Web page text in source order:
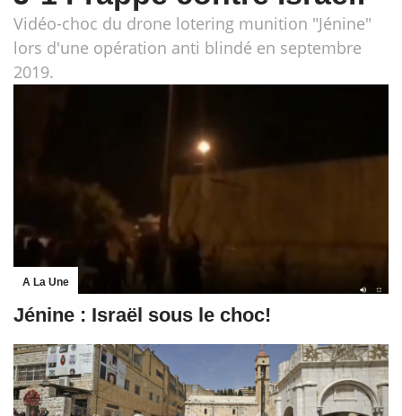
Vidéo-choc du drone lotering munition "Jénine"
lors d'une opération anti blindé en septembre
2019.
A La Une
Jénine : Israël sous le choc!